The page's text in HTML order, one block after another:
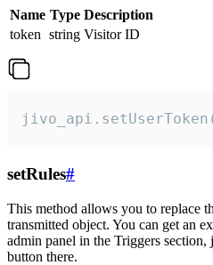
Name Type Description
token string Visitor ID
setRules#
This method allows you to replace
transmitted object. You can get an
admin panel in the Triggers
button there.